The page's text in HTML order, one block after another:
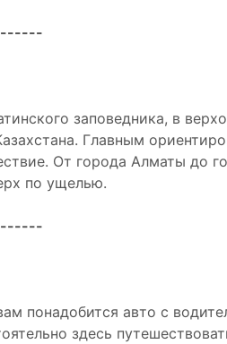
заповедника, в
Главным
От города Алматы до
по ущелью.
понадобится авто с
здесь